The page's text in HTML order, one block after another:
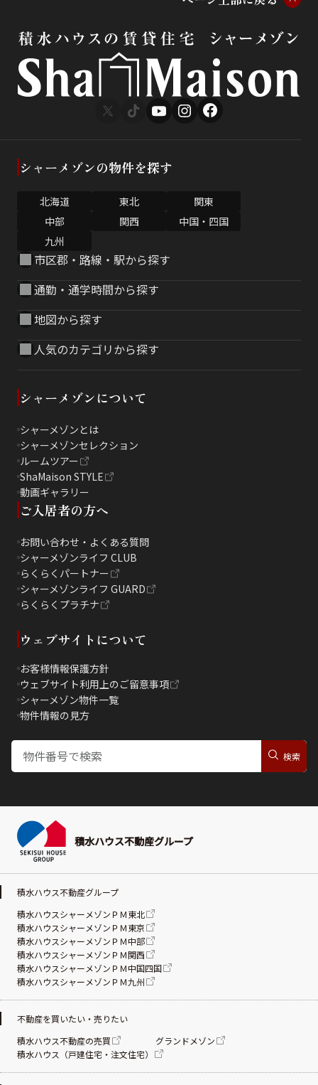
シャーメゾンの物件を探す
北海道 東北
関東
中部
関西
中国・四国
九州
市区郡・路線・駅から探す
通勤・通学時間から探す
地図から探す
人気のカテゴリから探す
シャーメゾンについて
シャーメゾンとは
シャーメゾンセレクション
ルームツアー
ShaMaison STYLE
動画ギャラリー
ご入居者の方へ
お問い合わせ・よくある質問
シャーメゾンライフ CLUB
らくらくパートナー
シャーメゾンライフ GUARD
らくらくプラチナ
ウェブサイトについて
お客様情報保護方針
ウェブサイト利用上のご留意事項
シャーメゾン物件一覧
物件情報の見方
積水ハウス不動産グループ
積水ハウス不動産グループ
積水ハウスシャーメゾンＰＭ東北
積水ハウスシャーメゾンＰＭ東京
積水ハウスシャーメゾンＰＭ中部
積水ハウスシャーメゾンＰＭ関西
積水ハウスシャーメゾンＰＭ中国四国
積水ハウスシャーメゾンＰＭ九州
不動産を買いたい・売りたい
積水ハウス不動産の売買
グランドメゾン
積水ハウス（戸建住宅・注文住宅）